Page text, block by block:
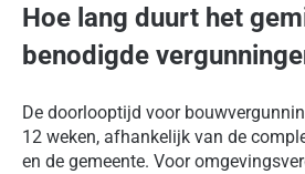
Hoe lang duurt het
benodigde
De doorlooptijd voor
12 weken, afhankelijk van de
en de gemeente. Voor